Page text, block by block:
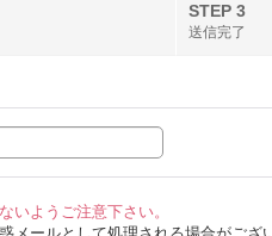
STEP 3
送信完了
いようご注意下さい。